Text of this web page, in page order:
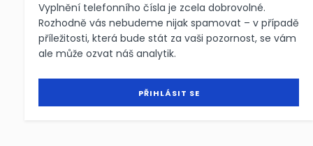
Vyplnění telefonního čísla je zcela dobrovolné.
Rozhodně vás nebudeme nijak spamovat – v případě
příležitosti, která bude stát za vaši pozornost, se vám
ale může ozvat náš analytik.